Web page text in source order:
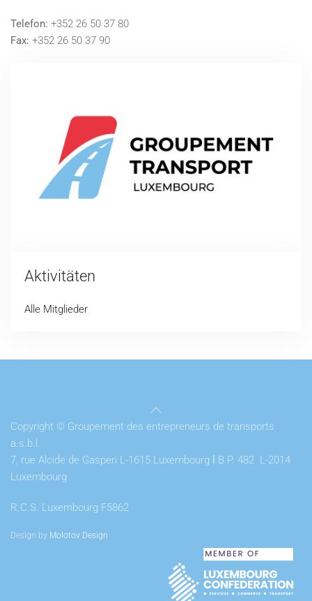
Telefon: +352 26 50 37 80
Fax: +352 26 50 37 90
Aktivitäten
Alle Mitglieder
Copyright © Groupement des entrepreneurs de transports
a.s.b.l.
7, rue Alcide de Gasperi L-1615 Luxembourg
B.P. 482 L-2014
Luxembourg
R.C.S. Luxembourg F5862
Design by Molotov Design